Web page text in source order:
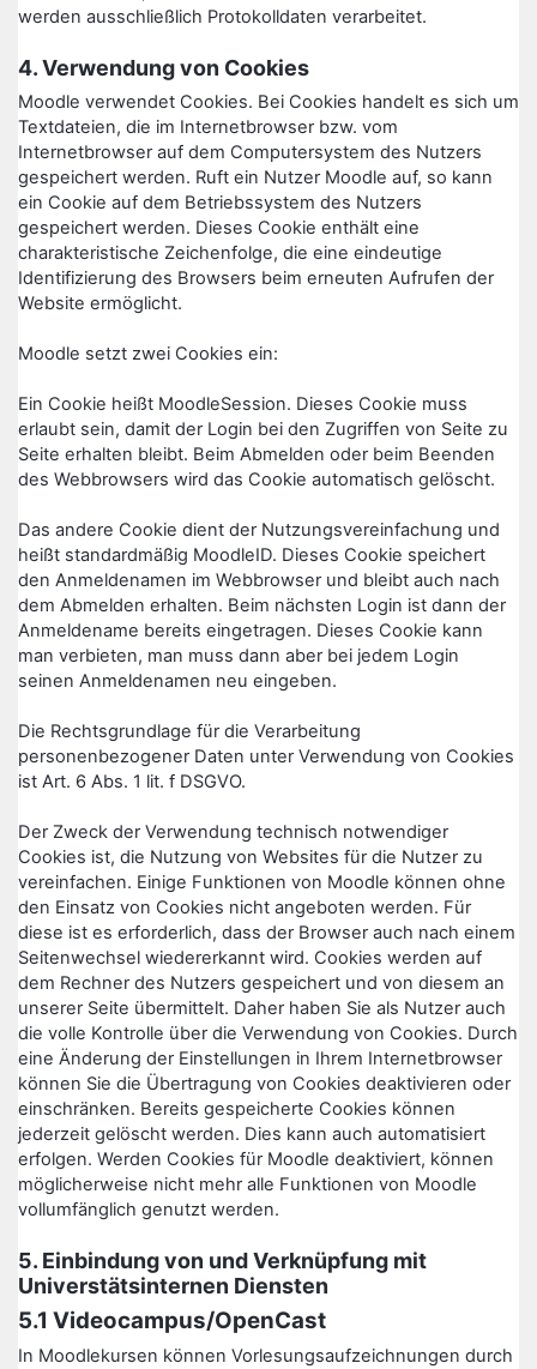
werden ausschließlich Protokolldaten verarbeitet.
4. Verwendung von Cookies
Moodle verwendet Cookies. Bei Cookies handelt es sich um
Textdateien, die im Internetbrowser bzw. vom
Internetbrowser auf dem Computersystem des Nutzers
gespeichert werden. Ruft ein Nutzer Moodle auf, so kann
ein Cookie auf dem Betriebssystem des Nutzers
gespeichert werden. Dieses Cookie enthält eine
charakteristische Zeichenfolge, die eine eindeutige
Identifizierung des Browsers beim erneuten Aufrufen der
Website ermöglicht.
Moodle setzt zwei Cookies ein:
Ein Cookie heißt MoodleSession. Dieses Cookie muss
erlaubt sein, damit der Login bei den Zugriffen von Seite zu
Seite erhalten bleibt. Beim Abmelden oder beim Beenden
des Webbrowsers wird das Cookie automatisch gelöscht.
Das andere Cookie dient der Nutzungsvereinfachung und
heißt standardmäßig MoodleID. Dieses Cookie speichert
den Anmeldenamen im Webbrowser und bleibt auch nach
dem Abmelden erhalten. Beim nächsten Login ist dann der
Anmeldename bereits eingetragen. Dieses Cookie kann
man verbieten, man muss dann aber bei jedem Login
seinen Anmeldenamen neu eingeben.
Die Rechtsgrundlage für die Verarbeitung
personenbezogener Daten unter Verwendung von Cookies
ist Art. 6 Abs. 1 lit. f DSGVO.
Der Zweck der Verwendung technisch notwendiger
Cookies ist, die Nutzung von Websites für die Nutzer zu
vereinfachen. Einige Funktionen von Moodle können ohne
den Einsatz von Cookies nicht angeboten werden. Für
diese ist es erforderlich, dass der Browser auch nach einem
Seitenwechsel wiedererkannt wird. Cookies werden auf
dem Rechner des Nutzers gespeichert und von diesem an
unserer Seite übermittelt. Daher haben Sie als Nutzer auch
die volle Kontrolle über die Verwendung von Cookies. Durch
eine Änderung der Einstellungen in Ihrem Internetbrowser
können Sie die Übertragung von Cookies deaktivieren oder
einschränken. Bereits gespeicherte Cookies können
jederzeit gelöscht werden. Dies kann auch automatisiert
erfolgen. Werden Cookies für Moodle deaktiviert, können
möglicherweise nicht mehr alle Funktionen von Moodle
vollumfänglich genutzt werden.
5. Einbindung von und Verknüpfung mit
Universtätsinternen Diensten
5.1 Videocampus/OpenCast
In Moodlekursen können Vorlesungsaufzeichnungen durch